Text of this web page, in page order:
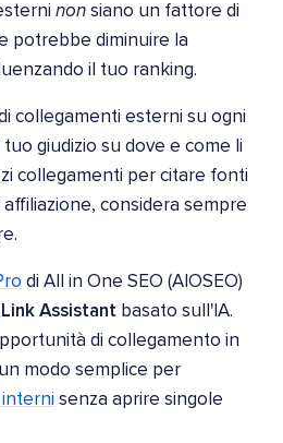
non siano un fattore di
potrebbe diminuire la
il tuo ranking.
collegamenti esterni su ogni
giudizio su dove e come li
collegamenti per citare fonti
considera sempre
di All in One SEO (AIOSEO)
Link Assistant basato sull'IA.
di collegamento in
modo semplice per
senza aprire singole